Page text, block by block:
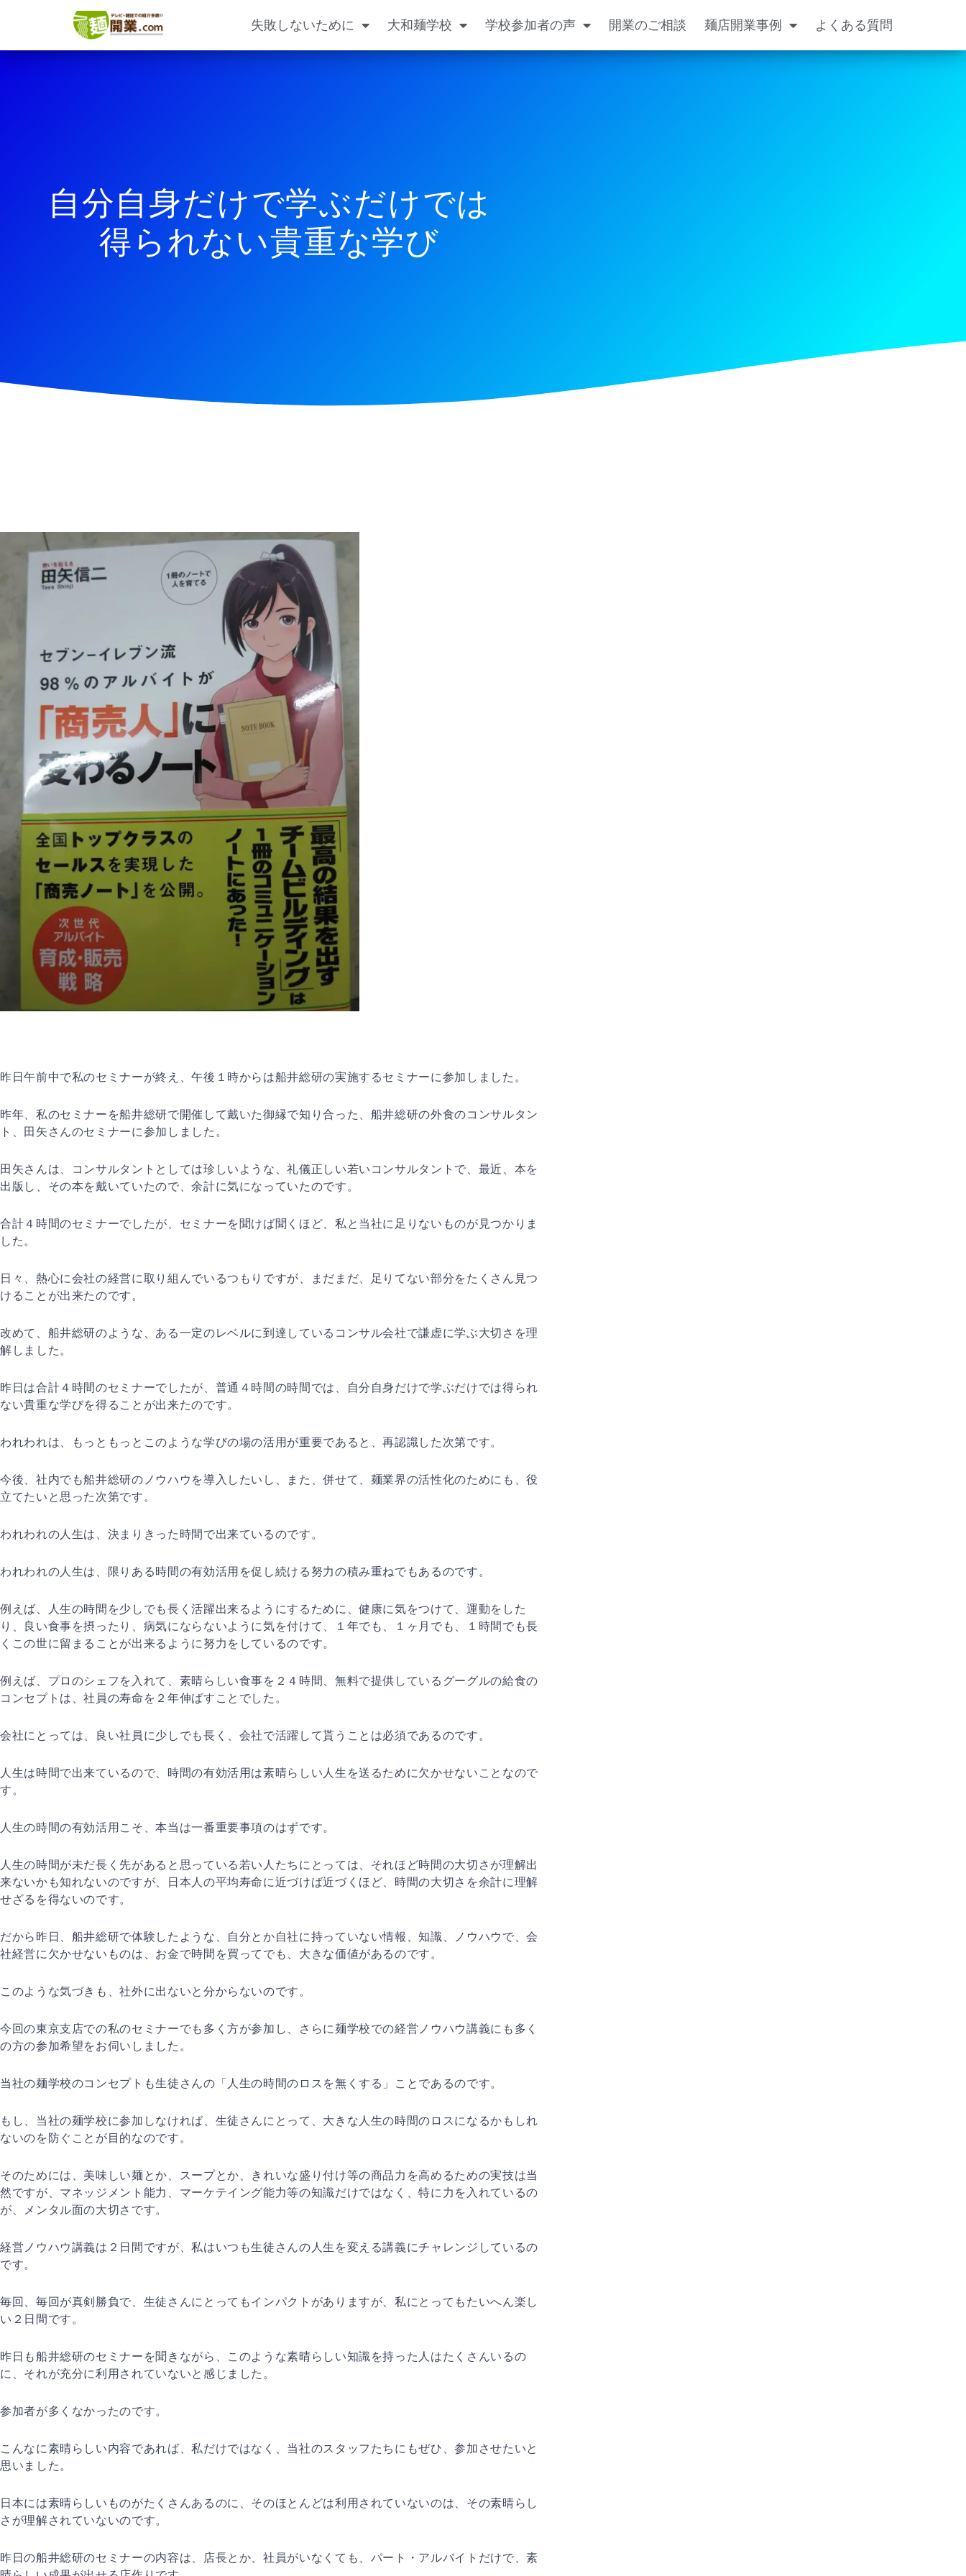
失敗しないために 大和麺学校 学校参加者の声 開業のご相談 麺店開業事例 よくある質問
自分自身だけで学ぶだけでは
得られない貴重な学び
昨日午前中で私のセミナーが終え、午後１時からは船井総研の実施するセミナーに参加しました。
昨年、私のセミナーを船井総研で開催して戴いた御縁で知り合った、船井総研の外食のコンサルタン
ト、田矢さんのセミナーに参加しました。
田矢さんは、コンサルタントとしては珍しいような、礼儀正しい若いコンサルタントで、最近、本を
出版し、その本を戴いていたので、余計に気になっていたのです。
合計４時間のセミナーでしたが、セミナーを聞けば聞くほど、私と当社に足りないものが見つかりま
した。
日々、熱心に会社の経営に取り組んでいるつもりですが、まだまだ、足りてない部分をたくさん見つ
けることが出来たのです。
改めて、船井総研のような、ある一定のレベルに到達しているコンサル会社で謙虚に学ぶ大切さを理
解しました。
昨日は合計４時間のセミナーでしたが、普通４時間の時間では、自分自身だけで学ぶだけでは得られ
ない貴重な学びを得ることが出来たのです。
われわれは、もっともっとこのような学びの場の活用が重要であると、再認識した次第です。
今後、社内でも船井総研のノウハウを導入したいし、また、併せて、麺業界の活性化のためにも、役
立てたいと思った次第です。
われわれの人生は、決まりきった時間で出来ているのです。
われわれの人生は、限りある時間の有効活用を促し続ける努力の積み重ねでもあるのです。
例えば、人生の時間を少しでも長く活躍出来るようにするために、健康に気をつけて、運動をした
り、良い食事を摂ったり、病気にならないように気を付けて、１年でも、１ヶ月でも、１時間でも長
くこの世に留まることが出来るように努力をしているのです。
例えば、プロのシェフを入れて、素晴らしい食事を２４時間、無料で提供しているグーグルの給食の
コンセプトは、社員の寿命を２年伸ばすことでした。
会社にとっては、良い社員に少しでも長く、会社で活躍して貰うことは必須であるのです。
人生は時間で出来ているので、時間の有効活用は素晴らしい人生を送るために欠かせないことなので
す。
人生の時間の有効活用こそ、本当は一番重要事項のはずです。
人生の時間が未だ長く先があると思っている若い人たちにとっては、それほど時間の大切さが理解出
来ないかも知れないのですが、日本人の平均寿命に近づけば近づくほど、時間の大切さを余計に理解
せざるを得ないのです。
だから昨日、船井総研で体験したような、自分とか自社に持っていない情報、知識、ノウハウで、会
社経営に欠かせないものは、お金で時間を買ってでも、大きな価値があるのです。
このような気づきも、社外に出ないと分からないのです。
今回の東京支店での私のセミナーでも多く方が参加し、さらに麺学校での経営ノウハウ講義にも多く
の方の参加希望をお伺いしました。
当社の麺学校のコンセプトも生徒さんの「人生の時間のロスを無くする」ことであるのです。
もし、当社の麺学校に参加しなければ、生徒さんにとって、大きな人生の時間のロスになるかもしれ
ないのを防ぐことが目的なのです。
そのためには、美味しい麺とか、スープとか、きれいな盛り付け等の商品力を高めるための実技は当
然ですが、マネッジメント能力、マーケテイング能力等の知識だけではなく、特に力を入れているの
が、メンタル面の大切さです。
経営ノウハウ講義は２日間ですが、私はいつも生徒さんの人生を変える講義にチャレンジしているの
です。
毎回、毎回が真剣勝負で、生徒さんにとってもインパクトがありますが、私にとってもたいへん楽し
い２日間です。
昨日も船井総研のセミナーを聞きながら、このような素晴らしい知識を持った人はたくさんいるの
に、それが充分に利用されていないと感じました。
参加者が多くなかったのです。
こんなに素晴らしい内容であれば、私だけではなく、当社のスタッフたちにもぜひ、参加させたいと
思いました。
日本には素晴らしいものがたくさんあるのに、そのほとんどは利用されていないのは、その素晴らし
さが理解されていないのです。
昨日の船井総研のセミナーの内容は、店長とか、社員がいなくても、パート・アルバイトだけで、素